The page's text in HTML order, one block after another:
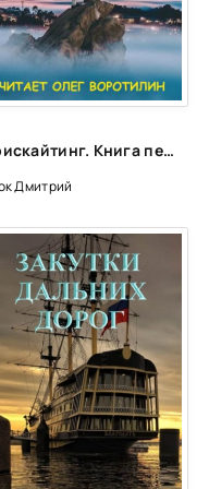
Фрискайтинг. Книга первая. Возвращение к свободе - Дмитрий Крок
Дмитрий